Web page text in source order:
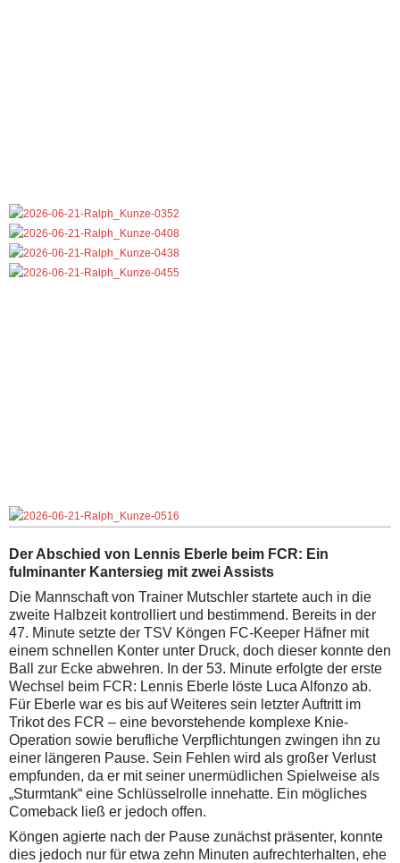
Der Abschied von Lennis Eberle beim FCR: Ein
fulminanter Kantersieg mit zwei Assists
Die Mannschaft von Trainer Mutschler startete auch in die
zweite Halbzeit kontrolliert und bestimmend. Bereits in der
47. Minute setzte der TSV Köngen FC-Keeper Häfner mit
einem schnellen Konter unter Druck, doch dieser konnte den
Ball zur Ecke abwehren. In der 53. Minute erfolgte der erste
Wechsel beim FCR: Lennis Eberle löste Luca Alfonzo ab.
Für Eberle war es bis auf Weiteres sein letzter Auftritt im
Trikot des FCR – eine bevorstehende komplexe Knie-
Operation sowie berufliche Verpflichtungen zwingen ihn zu
einer längeren Pause. Sein Fehlen wird als großer Verlust
empfunden, da er mit seiner unermüdlichen Spielweise als
„Sturmtank“ eine Schlüsselrolle innehatte. Ein mögliches
Comeback ließ er jedoch offen.
Köngen agierte nach der Pause zunächst präsenter, konnte
dies jedoch nur für etwa zehn Minuten aufrechterhalten, ehe